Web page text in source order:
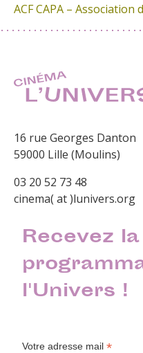
ACF CAPA – Association
16 rue Georges Danton
59000 Lille (Moulins)
03 20 52 73 48
cinema( at )lunivers.org
Recevez la
l'Univers !
Votre adresse mail*